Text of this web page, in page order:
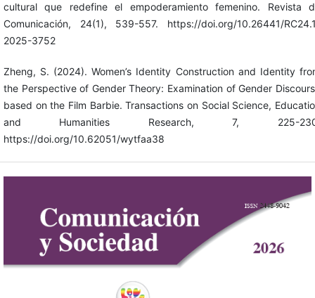
cultural que redefine el empoderamiento femenino. Revista
Comunicación, 24(1), 539-557. https://doi.org/10.26441/
2025-3752
Zheng, S. (2024). Women’s Identity Construction and Identity
the Perspective of Gender Theory: Examination of Gender
based on the Film Barbie. Transactions on Social Science,
and Humanities Research, 7, 225-
https://doi.org/10.62051/wytfaa38